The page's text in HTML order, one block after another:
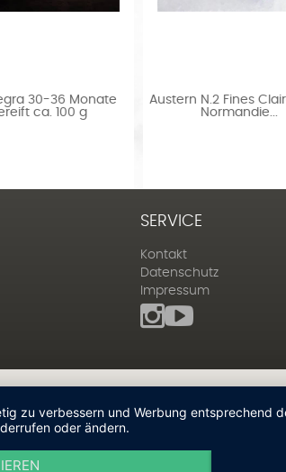
N.2 Fines Claires Fine
Normandie...
210 g
SERVICE
Kontakt
Datenschutz
Impressum
zu verbessern und Werbung entsprechend
oder ändern.